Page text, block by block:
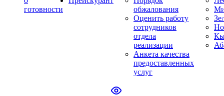
готовности
обжалования
Оценить работу
сотрудников
отдела
реализации
Анкета качества
предоставленных
услуг